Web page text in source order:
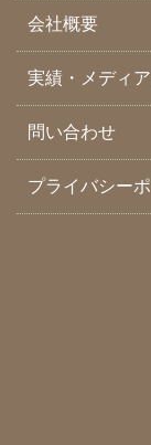
会社概要
実績・メディ
問い合わせ
プライバシー